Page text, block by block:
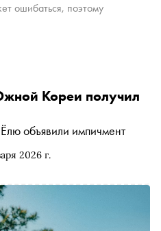
ошибаться, поэтому
2026 г.
Кореи получил
объявили импичмент